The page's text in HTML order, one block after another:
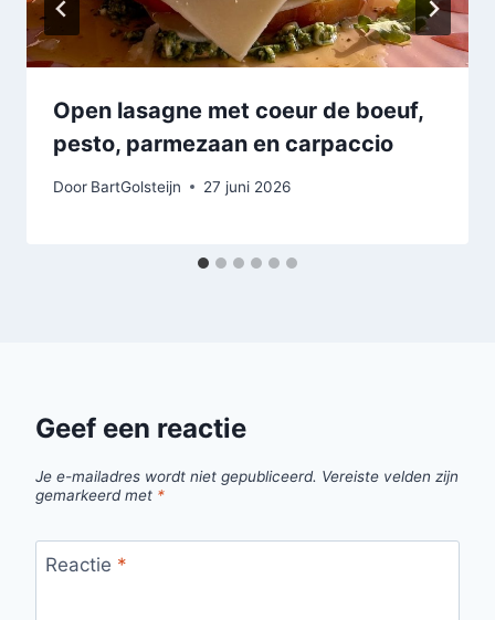
Open lasagne met coeur de boeuf,
pesto, parmezaan en carpaccio
Door BartGolsteijn 27 juni 2026
Geef een reactie
Je e-mailadres wordt niet gepubliceerd. Vereiste velden zijn
gemarkeerd met *
Reactie *